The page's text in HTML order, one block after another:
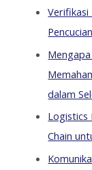
Verifikasi
dalam
Logistics
Chain